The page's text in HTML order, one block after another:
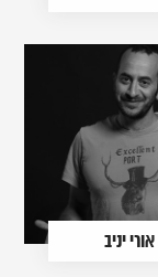
אורי יניב